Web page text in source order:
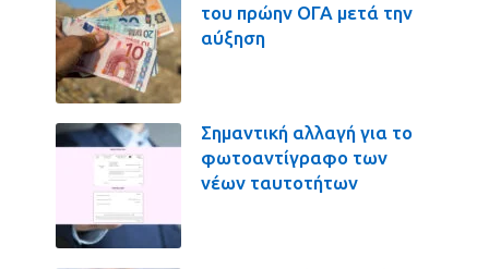
του πρώην ΟΓΑ μετά την
αύξηση
Σημαντική αλλαγή για το
φωτοαντίγραφο των
νέων ταυτοτήτων